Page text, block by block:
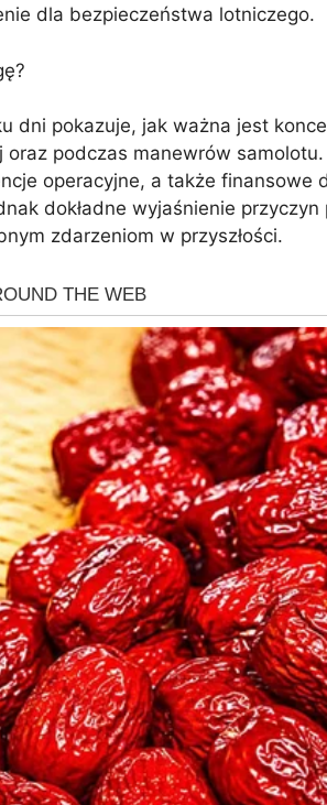
dla bezpieczeństwa lotniczego.
dni pokazuje, jak ważna jest
oraz podczas manewrów
operacyjne, a także finansowe
dokładne wyjaśnienie
zdarzeniom w przyszłości.